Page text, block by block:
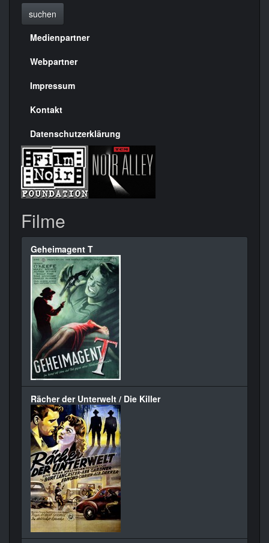
suchen
Menülinks
rechte
Seite
Medienpartner
Webpartner
Impressum
Kontakt
Datenschutzerklärung
Filme
Geheimagent T
Rächer der Unterwelt / Die Killer